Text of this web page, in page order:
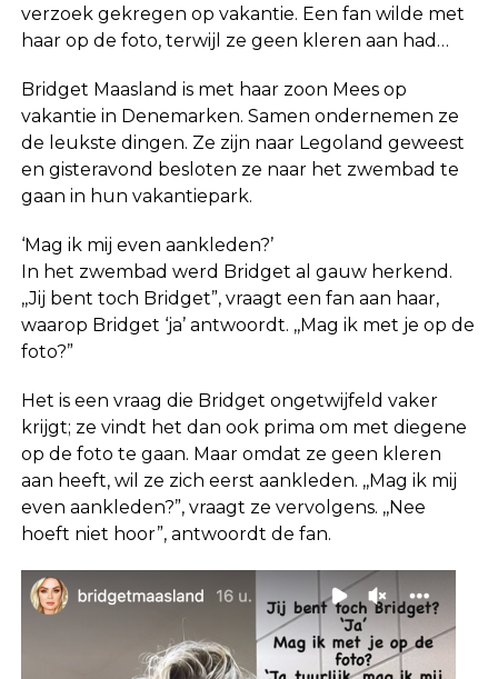
verzoek gekregen op vakantie. Een fan wilde met
haar op de foto, terwijl ze geen kleren aan had…
Bridget Maasland is met haar zoon Mees op
vakantie in Denemarken. Samen ondernemen ze
de leukste dingen. Ze zijn naar Legoland geweest
en gisteravond besloten ze naar het zwembad te
gaan in hun vakantiepark.
‘Mag ik mij even aankleden?’
In het zwembad werd Bridget al gauw herkend.
,,Jij bent toch Bridget”, vraagt een fan aan haar,
waarop Bridget ‘ja’ antwoordt. ,,Mag ik met je op de
foto?”
Het is een vraag die Bridget ongetwijfeld vaker
krijgt; ze vindt het dan ook prima om met diegene
op de foto te gaan. Maar omdat ze geen kleren
aan heeft, wil ze zich eerst aankleden. ,,Mag ik mij
even aankleden?”, vraagt ze vervolgens. ,,Nee
hoeft niet hoor”, antwoordt de fan.